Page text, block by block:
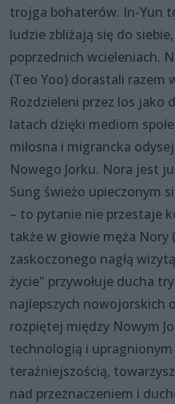
trojga bohaterów. In-Yun
ludzie zbliżają się do
poprzednich wcieleniach.
(Teo Yoo) dorastali razem
Rozdzieleni przez los jako
latach dzięki mediom
miłosna i migrancka
Nowego Jorku. Nora jest
Sung świeżo upieczonym
– to pytanie nie przestaje
także w głowie męża Nory
zaskoczonego nagłą
życie" przywołuje ducha
najlepszych nowojorskich
rozpiętej między Nowym
technologią i
teraźniejszością,
nad przeznaczeniem i